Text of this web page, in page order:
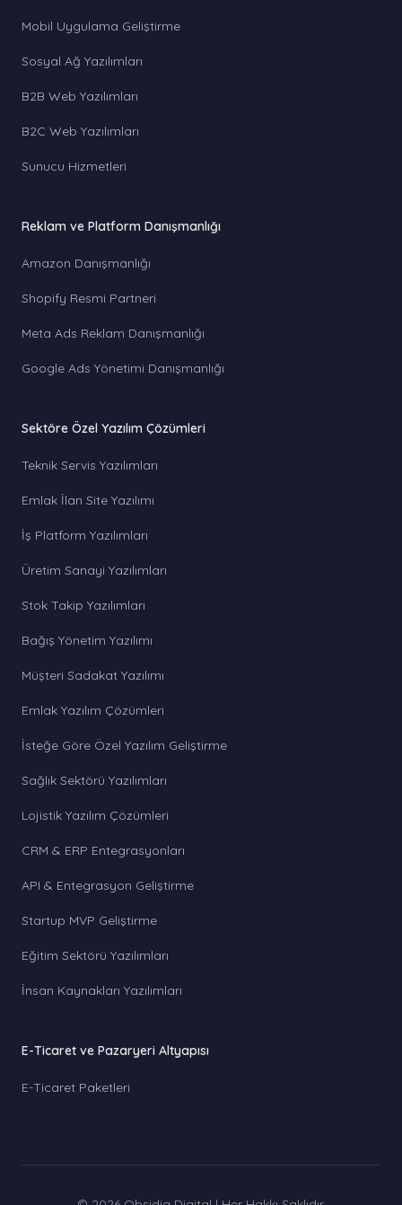
Mobil Uygulama Geliştirme
Sosyal Ağ Yazılımları
B2B Web Yazılımları
B2C Web Yazılımları
Sunucu Hizmetleri
Reklam ve Platform Danışmanlığı
Amazon Danışmanlığı
Shopify Resmi Partneri
Meta Ads Reklam Danışmanlığı
Google Ads Yönetimi Danışmanlığı
Sektöre Özel Yazılım Çözümleri
Teknik Servis Yazılımları
Emlak İlan Site Yazılımı
İş Platform Yazılımları
Üretim Sanayi Yazılımları
Stok Takip Yazılımları
Bağış Yönetim Yazılımı
Müşteri Sadakat Yazılımı
Emlak Yazılım Çözümleri
İsteğe Göre Özel Yazılım Geliştirme
Sağlık Sektörü Yazılımları
Lojistik Yazılım Çözümleri
CRM & ERP Entegrasyonları
API & Entegrasyon Geliştirme
Startup MVP Geliştirme
Eğitim Sektörü Yazılımları
İnsan Kaynakları Yazılımları
E-Ticaret ve Pazaryeri Altyapısı
E-Ticaret Paketleri